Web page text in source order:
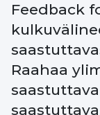
Feedback
Raahaa